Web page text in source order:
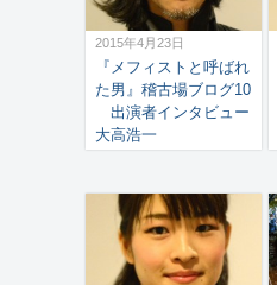
2015年4月23日
『メフィストと呼ばれ
た男』稽古場ブログ10
出演者インタビュー
大高浩一